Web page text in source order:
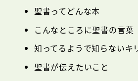
聖書ってどんな本
こんなところに聖書の言葉
知ってるようで知らないキ
聖書が伝えたいこと